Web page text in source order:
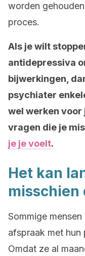
worden
proces.
Als je wilt
antidepressiva
bijwerkingen,
psychiater
wel werken voor
vragen die je
je je voelt.
Het kan
misschien
Sommige
afspraak met
Omdat ze al